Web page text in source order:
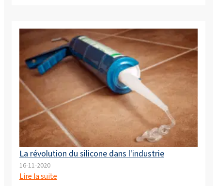
La révolution du silicone dans l'industrie
16-11-2020
Lire la suite